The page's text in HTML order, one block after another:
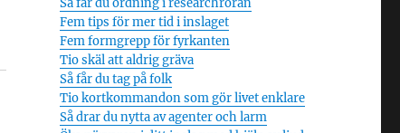
Så får du ordning i researchröran
Fem tips för mer tid i inslaget
Fem formgrepp för fyrkanten
Tio skäl att aldrig gräva
Så får du tag på folk
Tio kortkommandon som gör livet enklare
Så drar du nytta av agenter och larm